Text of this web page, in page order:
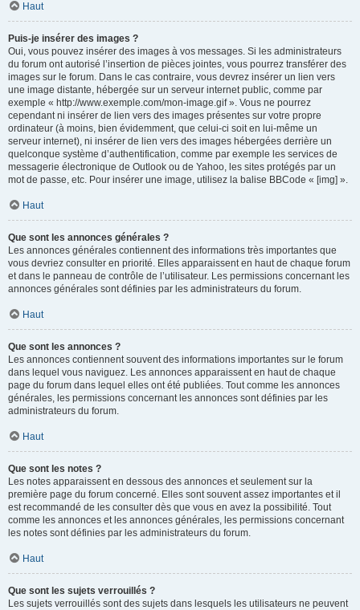
Haut
Puis-je insérer des images ?
Oui, vous pouvez insérer des images à vos messages. Si les administrateurs
du forum ont autorisé l’insertion de pièces jointes, vous pourrez transférer des
images sur le forum. Dans le cas contraire, vous devrez insérer un lien vers
une image distante, hébergée sur un serveur internet public, comme par
exemple « http://www.exemple.com/mon-image.gif ». Vous ne pourrez
cependant ni insérer de lien vers des images présentes sur votre propre
ordinateur (à moins, bien évidemment, que celui-ci soit en lui-même un
serveur internet), ni insérer de lien vers des images hébergées derrière un
quelconque système d’authentification, comme par exemple les services de
messagerie électronique de Outlook ou de Yahoo, les sites protégés par un
mot de passe, etc. Pour insérer une image, utilisez la balise BBCode « [img] ».
Haut
Que sont les annonces générales ?
Les annonces générales contiennent des informations très importantes que
vous devriez consulter en priorité. Elles apparaissent en haut de chaque forum
et dans le panneau de contrôle de l’utilisateur. Les permissions concernant les
annonces générales sont définies par les administrateurs du forum.
Haut
Que sont les annonces ?
Les annonces contiennent souvent des informations importantes sur le forum
dans lequel vous naviguez. Les annonces apparaissent en haut de chaque
page du forum dans lequel elles ont été publiées. Tout comme les annonces
générales, les permissions concernant les annonces sont définies par les
administrateurs du forum.
Haut
Que sont les notes ?
Les notes apparaissent en dessous des annonces et seulement sur la
première page du forum concerné. Elles sont souvent assez importantes et il
est recommandé de les consulter dès que vous en avez la possibilité. Tout
comme les annonces et les annonces générales, les permissions concernant
les notes sont définies par les administrateurs du forum.
Haut
Que sont les sujets verrouillés ?
Les sujets verrouillés sont des sujets dans lesquels les utilisateurs ne peuvent